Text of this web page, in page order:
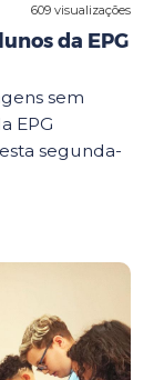
609 visualizações
da EPG
sem
EPG
segunda-